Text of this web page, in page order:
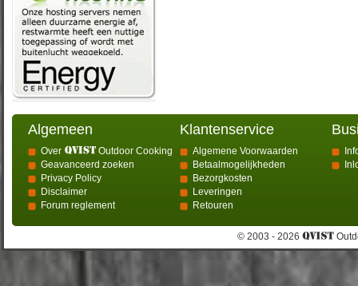
Algemeen
Over
Outdoor Cooking
Geavanceerd zoeken
Privacy Policy
Disclaimer
Forum reglement
Klantenservice
Algemene Voorwaarden
Betaalmogelijkheden
Bezorgkosten
Leveringen
Retouren
© 2003 - 2026